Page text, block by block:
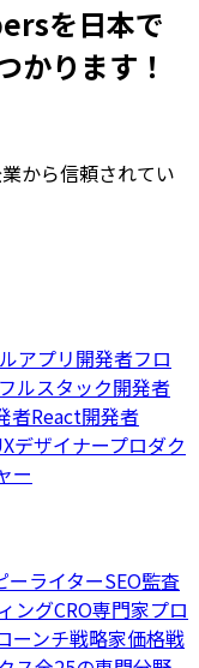
を日本で
かります！
から信頼されてい
アプリ開発者フロ
フルスタック開発者
者React開発者
デザイナープロダク
ー
ーライターSEO監査
ングCRO専門家プロ
ーンチ戦略家価格戦